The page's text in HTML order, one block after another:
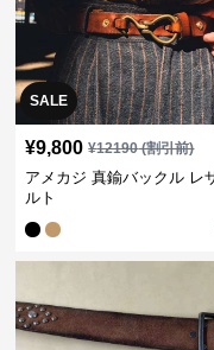
SALE
¥9,800 ¥12190(割引前)
アメカジ 真鍮バックル レ
ルト